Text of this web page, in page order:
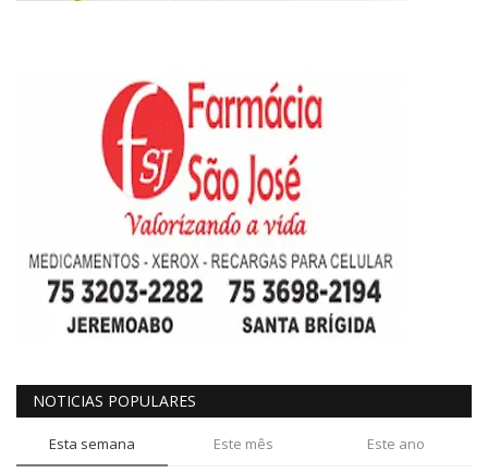
NOTICIAS POPULARES
Esta semana Este mês Este ano